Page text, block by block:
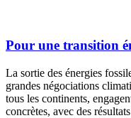
Pour une transition
La sortie des énergies
grandes négociations
tous les continents,
concrètes, avec des